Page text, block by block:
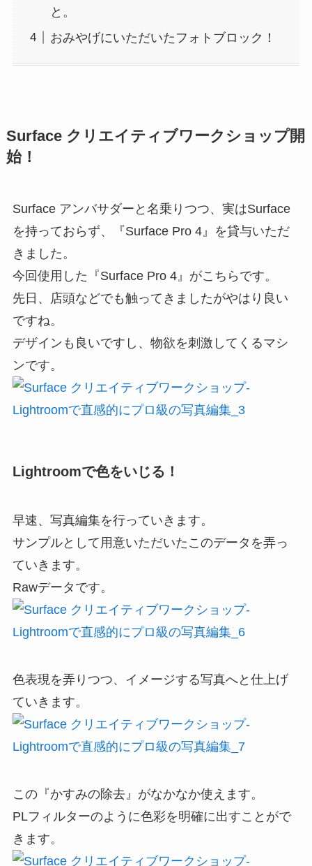
と。
おみやげにいただいたフォトブロック！
Surface クリエイティブワークショップ開
始！
Surface アンバサダーと名乗りつつ、実はSurface
を持っておらず、『Surface Pro 4』を貸与いただ
きました。
今回使用した『Surface Pro 4』がこちらです。
先日、店頭などでも触ってきましたがやはり良い
ですね。
デザインも良いですし、物欲を刺激してくるマシ
ンです。
Lightroomで色をいじる！
早速、写真編集を行っていきます。
サンプルとして用意いただいたこのデータを弄っ
ていきます。
Rawデータです。
色表現を弄りつつ、イメージする写真へと仕上げ
ていきます。
この『かすみの除去』がなかなか使えます。
PLフィルターのように色彩を明確に出すことがで
きます。